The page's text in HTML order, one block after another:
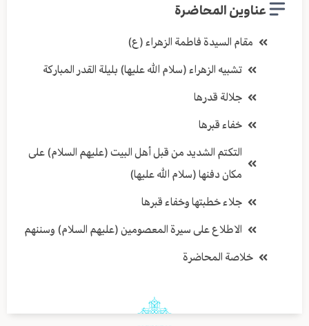
عناوين المحاضرة
مقام السيدة فاطمة الزهراء (ع)
تشبيه الزهراء (سلام الله عليها) بليلة القدر المباركة
جلالة قدرها
خفاء قبرها
التكتم الشديد من قبل أهل البيت (عليهم السلام) على
مكان دفنها (سلام الله عليها)
جلاء خطبتها وخفاء قبرها
الاطلاع على سيرة المعصومين (عليهم السلام) وسننهم
خلاصة المحاضرة